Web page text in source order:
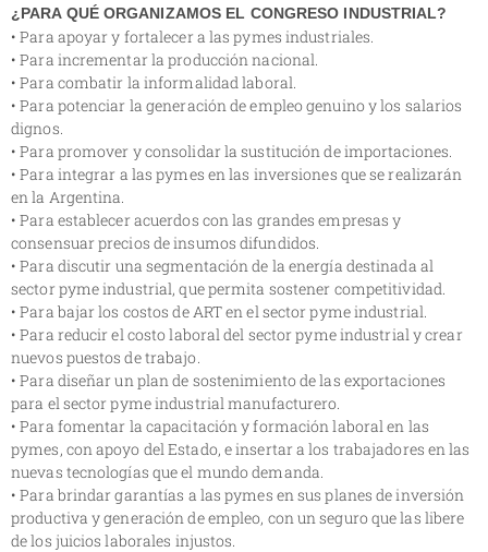
¿PARA QUÉ ORGANIZAMOS EL CONGRESO INDUSTRIAL?
• Para apoyar y fortalecer a las pymes industriales.
• Para incrementar la producción nacional.
• Para combatir la informalidad laboral.
• Para potenciar la generación de empleo genuino y los salarios
dignos.
• Para promover y consolidar la sustitución de importaciones.
• Para integrar a las pymes en las inversiones que se realizarán
en la Argentina.
• Para establecer acuerdos con las grandes empresas y
consensuar precios de insumos difundidos.
• Para discutir una segmentación de la energía destinada al
sector pyme industrial, que permita sostener competitividad.
• Para bajar los costos de ART en el sector pyme industrial.
• Para reducir el costo laboral del sector pyme industrial y crear
nuevos puestos de trabajo.
• Para diseñar un plan de sostenimiento de las exportaciones
para el sector pyme industrial manufacturero.
• Para fomentar la capacitación y formación laboral en las
pymes, con apoyo del Estado, e insertar a los trabajadores en las
nuevas tecnologías que el mundo demanda.
• Para brindar garantías a las pymes en sus planes de inversión
productiva y generación de empleo, con un seguro que las libere
de los juicios laborales injustos.